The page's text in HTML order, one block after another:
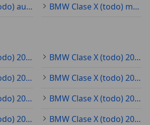
BMW Clase X (todo) automático
BMW Clase X (todo) manual
BMW Clase X (todo) 2021
BMW Clase X (todo) 2020
BMW Clase X (todo) 2022
BMW Clase X (todo) 2019
BMW Clase X (todo) 2018
BMW Clase X (todo) 2025
BMW Clase X (todo) 2023
BMW Clase X (todo) 2024